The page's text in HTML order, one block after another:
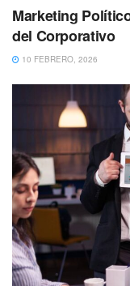
Marketing
del Corporativo
10 FEBRERO, 2026